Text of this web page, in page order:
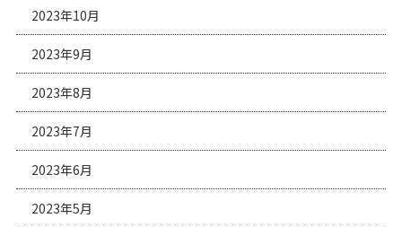
2023年10月
2023年9月
2023年8月
2023年7月
2023年6月
2023年5月